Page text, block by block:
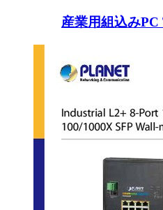
産業用組込み